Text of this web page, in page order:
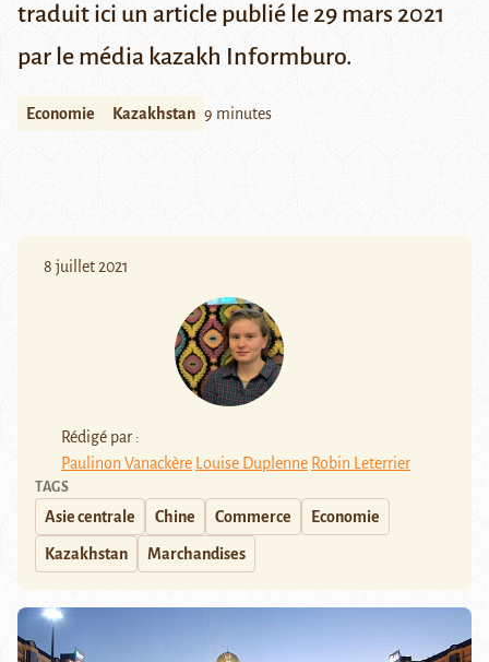
traduit ici un article publié le 29 mars 2021
par le média kazakh Informburo.
Economie Kazakhstan 9 minutes
8 juillet 2021
Rédigé par :
Paulinon Vanackère Louise Duplenne Robin Leterrier
TAGS
Asie centrale Chine Commerce Economie
Kazakhstan Marchandises